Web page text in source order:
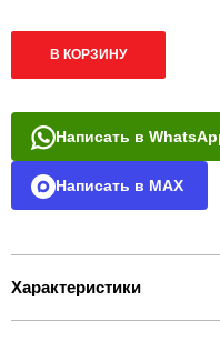
В КОРЗИНУ
Написать в
Написать в MAX
Характеристики